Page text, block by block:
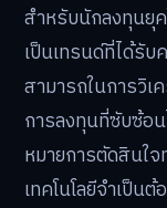
สำหรับนักลงทุนยุ
เป็นเทรนด์ที่ได้รับ
สามารถในการวิเ
การลงทุนที่ซับซ้อน
หมายการตัดสินใ
เทคโนโลยีจำเป็น